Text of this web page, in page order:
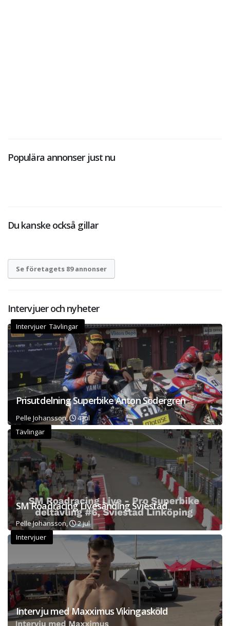
Populära annonser just nu
Du kanske också gillar
Se företagets 89 annonser
Intervjuer och nyheter
Intervjuer Tävlingar
Prisutdelning Superbike Anton Södergren
Pelle Johansson,
4 jul
Tävlingar
SM Roadracing Livesänding Sviestad
Pelle Johansson,
2 jul
Intervjuer
Intervju med Maxximus Vikingasköld